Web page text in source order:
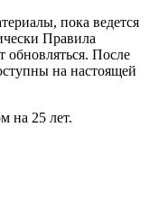
пока ведется
Правила
обновляться. После
на настоящей
на 25 лет.